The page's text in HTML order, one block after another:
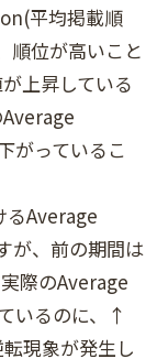
平均掲載順
順位が高いこと
上昇している
がっているこ
るAverage
が、前の期間は
際のAverage
いるのに、↑
現象が発生し